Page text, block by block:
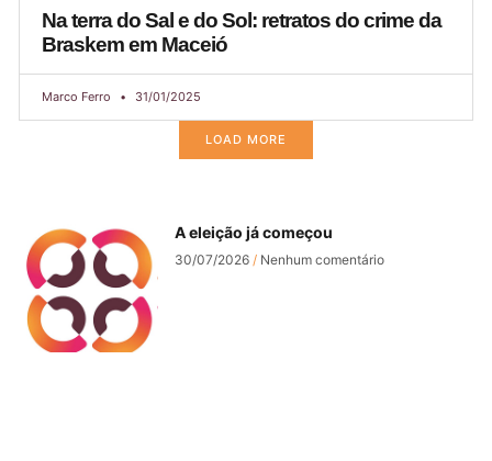
Na terra do Sal e do Sol: retratos do crime da
Braskem em Maceió
Marco Ferro 31/01/2025
LOAD MORE
A eleição já começou
30/07/2026 Nenhum comentário